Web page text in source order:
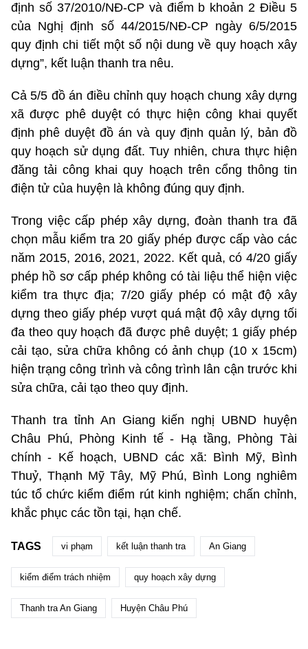
định số 37/2010/NĐ-CP và điểm b khoản 2 Điều 5
của Nghị định số 44/2015/NĐ-CP ngày 6/5/2015
quy định chi tiết một số nội dung về quy hoạch xây
dựng”, kết luận thanh tra nêu.
Cả 5/5 đồ án điều chỉnh quy hoạch chung xây dựng
xã được phê duyệt có thực hiện công khai quyết
định phê duyệt đồ án và quy định quản lý, bản đồ
quy hoạch sử dụng đất. Tuy nhiên, chưa thực hiện
đăng tải công khai quy hoạch trên cổng thông tin
điện tử của huyện là không đúng quy định.
Trong việc cấp phép xây dựng, đoàn thanh tra đã
chọn mẫu kiểm tra 20 giấy phép được cấp vào các
năm 2015, 2016, 2021, 2022. Kết quả, có 4/20 giấy
phép hồ sơ cấp phép không có tài liệu thể hiện việc
kiểm tra thực địa; 7/20 giấy phép có mật độ xây
dựng theo giấy phép vượt quá mật độ xây dựng tối
đa theo quy hoạch đã được phê duyệt; 1 giấy phép
cải tạo, sửa chữa không có ảnh chụp (10 x 15cm)
hiện trạng công trình và công trình lân cận trước khi
sửa chữa, cải tạo theo quy định.
Thanh tra tỉnh An Giang kiến nghị UBND huyện
Châu Phú, Phòng Kinh tế - Hạ tầng, Phòng Tài
chính - Kế hoạch, UBND các xã: Bình Mỹ, Bình
Thuỷ, Thạnh Mỹ Tây, Mỹ Phú, Bình Long nghiêm
túc tổ chức kiểm điểm rút kinh nghiệm; chấn chỉnh,
khắc phục các tồn tại, hạn chế.
TAGS vi phạm kết luận thanh tra An Giang
kiểm điểm trách nhiệm quy hoạch xây dựng
Thanh tra An Giang Huyện Châu Phú